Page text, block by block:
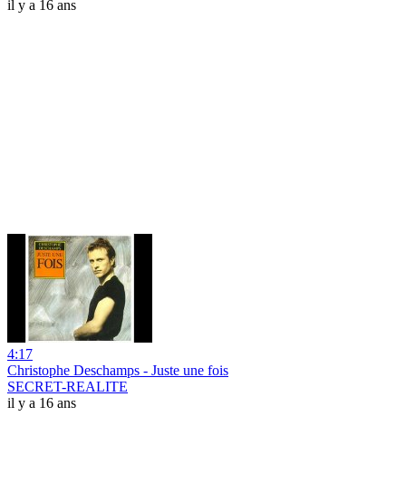
il y a 16 ans
4:17
Christophe Deschamps - Juste une fois
SECRET-REALITE
il y a 16 ans